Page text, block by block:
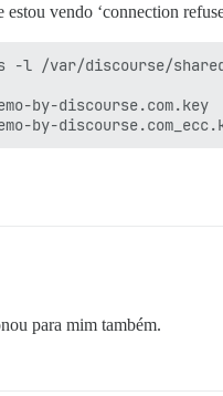
vendo ‘connection
-l /var/discourse/
by-discourse.com.key
para mim também.